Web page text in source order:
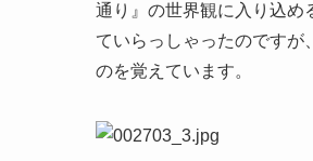
通り』の世界観に入り込め
ていらっしゃったのですが
のを覚えています。